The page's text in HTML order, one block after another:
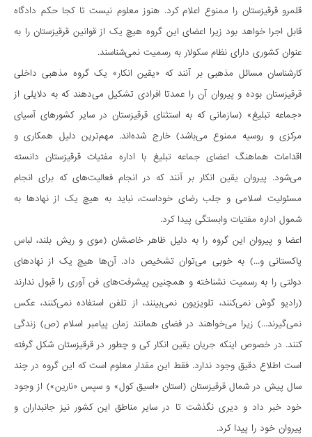
قلمرو قرقیزستان را ممنوع اعلام کرد. هنوز معلوم نیست تا کجا حکم دادگاه
قابل اجرا خواهد بود زیرا اعضای این گروه هیچ یک از قوانین قرقیزستان را به
عنوان کشوری دارای نظام سکولار به رسمیت نمی‌شناسند.
کار‌شناسان مسائل مذهبی بر آنند که «یقین انکار» یک گروه مذهبی داخلی
قرقیزستان بوده و پیروان آن را عمدتا افرادی تشکیل می‌دهند که به دلایلی از
«جماعه تبلیغ» (سازمانی که به استثنای قرقیزستان در سایر کشورهای آسیای
مرکزی و روسیه ممنوع می‌باشد) خارج شده‌اند. مهم‌ترین دلیل همکاری و
اقدامات هماهنگ اعضای جماعه تبلیغ با اداره مفتیات قرقیزستان دانسته
می‌شود. پیروان یقین انکار بر آنند که در انجام فعالیت‌های که برای انجام
مسئولیت اسلامی و جلب رضای خوداست، نباید به هیچ یک از نهاد‌ها به
شمول اداره مفتیات وابستگی پیدا کرد.
اعضا و پیروان این گروه را به دلیل ظاهر خاصشان (موی و ریش بلند، لباس
پاکستانی و...) به خوبی می‌توان تشخیص داد. آن‌ها هیچ یک از نهادهای
دولتی را به رسمیت نشناخته و همچنین پیشرفت‌های فن آوری را قبول ندارند
(رادیو گوش نمی‌کنند، تلویزیون نمی‌بینند، از تلفن استفاده نمی‌کنند، عکس
نمی‌گیرند...) زیرا می‌خواهند در فضای همانند زمان پیامبر اسلام (ص) زندگی
کنند. در خصوص اینکه جریان یقین انکار کی و چطور در قرقیزستان شکل گرفته
است اطلاع دقیق وجود ندارد. فقط این مقدار معلوم است که این گروه در چند
سال پیش در شمال قرقیزستان (استان «اسیق کول» و سپس «نارین») از وجود
خود خبر داد و دیری نگذشت تا در سایر مناطق این کشور نیز جانبداران و
پیروان خود را پیدا کرد.